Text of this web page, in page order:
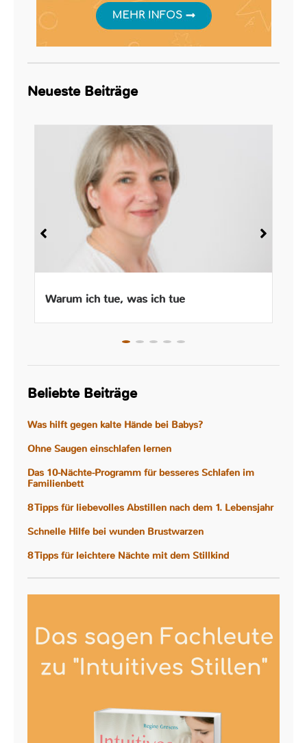
Neueste Beiträge
Warum ich tue, was ich tue
Beliebte Beiträge
Was hilft gegen kalte Hände bei Babys?
Ohne Saugen einschlafen lernen
Das 10-Nächte-Programm für besseres Schlafen im
Familienbett
8 Tipps für liebevolles Abstillen nach dem 1. Lebensjahr
Schnelle Hilfe bei wunden Brustwarzen
8 Tipps für leichtere Nächte mit dem Stillkind